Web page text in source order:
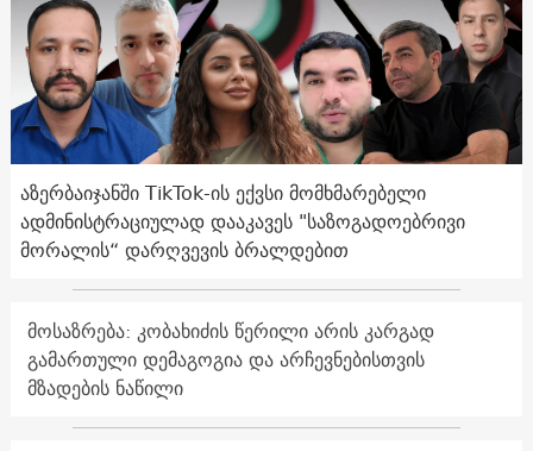
აზერბაიჯანში TikTok-ის ექვსი მომხმარებელი
ადმინისტრაციულად დააკავეს "საზოგადოებრივი
მორალის“ დარღვევის ბრალდებით
მოსაზრება: კობახიძის წერილი არის კარგად
გამართული დემაგოგია და არჩევნებისთვის
მზადების ნაწილი